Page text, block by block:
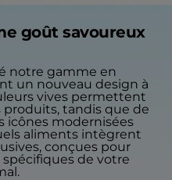
goût savoureux
notre gamme en
un nouveau design à
vives permettent
tandis que de
icônes modernisées
aliments intègrent
conçues pour
de votre